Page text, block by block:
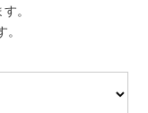
。